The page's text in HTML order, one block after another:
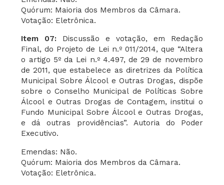
Quórum: Maioria dos Membros da Câmara.
Votação: Eletrônica.
Item 07: Discussão e votação, em Redação
Final, do Projeto de Lei n.º 011/2014, que “Altera
o artigo 5º da Lei n.º 4.497, de 29 de novembro
de 2011, que estabelece as diretrizes da Política
Municipal Sobre Álcool e Outras Drogas, dispõe
sobre o Conselho Municipal de Políticas Sobre
Álcool e Outras Drogas de Contagem, institui o
Fundo Municipal Sobre Álcool e Outras Drogas,
e dá outras providências”. Autoria do Poder
Executivo.
Emendas: Não.
Quórum: Maioria dos Membros da Câmara.
Votação: Eletrônica.